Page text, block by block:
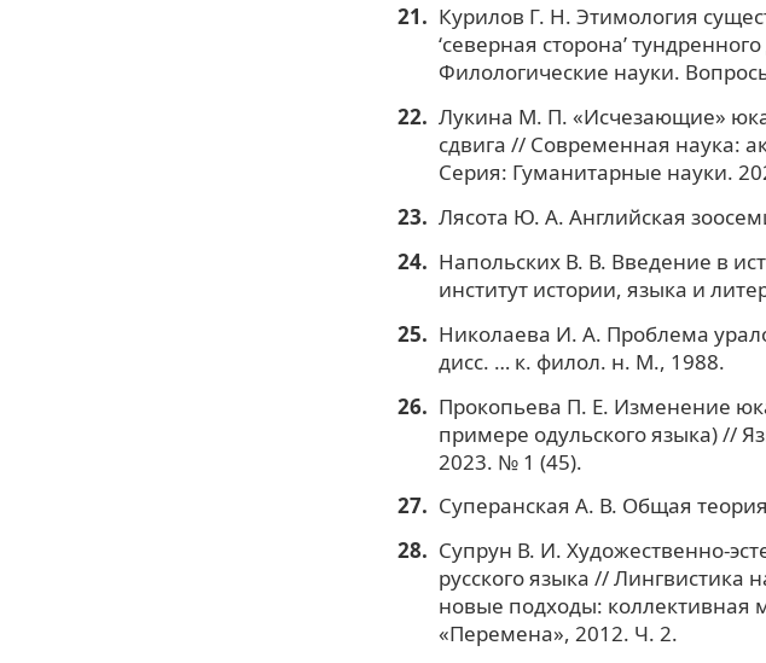
Курилов Г. Н. Этимология
ʻсеверная сторонаʼ
Филологические науки.
Лукина М. П. «Исчезающие»
сдвига // Современная наука:
Серия: Гуманитарные науки.
Лясота Ю. А. Английская
Напольских В. В. Введение в
институт истории, языка и
Николаева И. А. Проблема
дисс. … к. филол. н. М., 1988.
Прокопьева П. Е. Изменение
примере одульского языка) //
2023. № 1 (45).
Суперанская А. В. Общая
Супрун В. И. Художественно-
русского языка //
новые подходы: коллективная
«Перемена», 2012. Ч. 2.